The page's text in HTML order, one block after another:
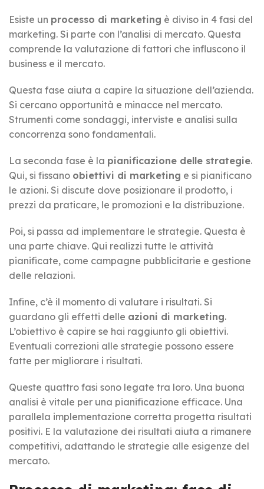
Esiste un processo di marketing è diviso in 4 fasi del
marketing. Si parte con l’analisi di mercato. Questa
comprende la valutazione di fattori che influscono il
business e il mercato.
Questa fase aiuta a capire la situazione dell’azienda.
Si cercano opportunità e minacce nel mercato.
Strumenti come sondaggi, interviste e analisi sulla
concorrenza sono fondamentali.
La seconda fase è la pianificazione delle strategie.
Qui, si fissano obiettivi di marketing e si pianificano
le azioni. Si discute dove posizionare il prodotto, i
prezzi da praticare, le promozioni e la distribuzione.
Poi, si passa ad implementare le strategie. Questa è
una parte chiave. Qui realizzi tutte le attività
pianificate, come campagne pubblicitarie e gestione
delle relazioni.
Infine, c’è il momento di valutare i risultati. Si
guardano gli effetti delle azioni di marketing.
L’obiettivo è capire se hai raggiunto gli obiettivi.
Eventuali correzioni alle strategie possono essere
fatte per migliorare i risultati.
Queste quattro fasi sono legate tra loro. Una buona
analisi è vitale per una pianificazione efficace. Una
parallela implementazione corretta progetta risultati
positivi. E la valutazione dei risultati aiuta a rimanere
competitivi, adattando le strategie alle esigenze del
mercato.